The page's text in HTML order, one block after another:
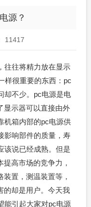
源？
11417
往往将精力放在显示
样很重要的东西：pc
却不少。pc电源是电
显示器可以直接由外
机箱内部的pc电源供
影响部件的质量，寿
该说已经成熟。但是
高市场的竞争力，
置，测温装置等，
的却是用户。今天我
能引起大家对pc电源